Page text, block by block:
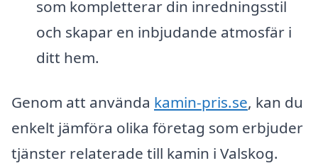
som kompletterar din inredningsstil
och skapar en inbjudande atmosfär i
ditt hem.
Genom att använda kamin-pris.se, kan du
enkelt jämföra olika företag som erbjuder
tjänster relaterade till kamin i Valskog.